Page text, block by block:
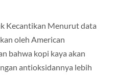
Kecantikan Menurut data
oleh American
bahwa kopi kaya akan
antioksidannya lebih